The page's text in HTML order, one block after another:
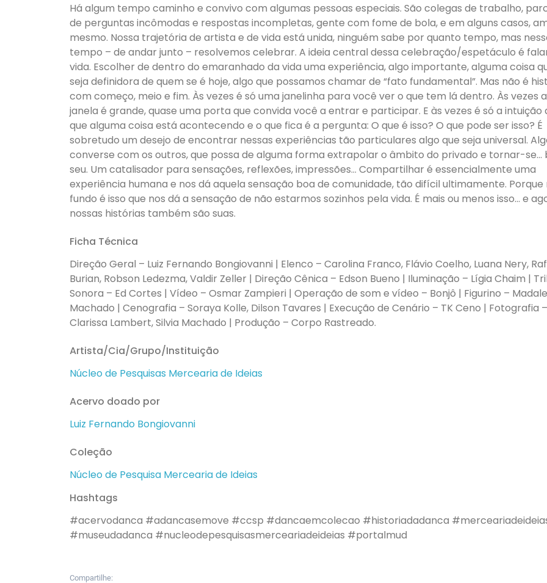
Há algum tempo caminho e convivo com algumas pessoas especiais. São colegas de trabalho,
de perguntas incômodas e respostas incompletas, gente com fome de bola, e em alguns casos,
mesmo. Nossa trajetória de artista e de vida está unida, ninguém sabe por quanto tempo, mas
tempo – de andar junto – resolvemos celebrar. A ideia central dessa celebração/espetáculo é
vida. Escolher de dentro do emaranhado da vida uma experiência, algo importante, alguma coisa
seja definidora de quem se é hoje, algo que possamos chamar de “fato fundamental”. Mas não é
com começo, meio e fim. Às vezes é só uma janelinha para você ver o que tem lá dentro. Às vezes a
janela é grande, quase uma porta que convida você a entrar e participar. E às vezes é só a intuição
que alguma coisa está acontecendo e o que fica é a pergunta: O que é isso? O que pode ser isso? É
sobretudo um desejo de encontrar nessas experiências tão particulares algo que seja universal.
converse com os outros, que possa de alguma forma extrapolar o âmbito do privado e tornar-se…
seu. Um catalisador para sensações, reflexões, impressões… Compartilhar é essencialmente uma
experiência humana e nos dá aquela sensação boa de comunidade, tão difícil ultimamente. Porque
fundo é isso que nos dá a sensação de não estarmos sozinhos pela vida. É mais ou menos isso… e
nossas histórias também são suas.
Ficha Técnica
Direção Geral – Luiz Fernando Bongiovanni | Elenco – Carolina Franco, Flávio Coelho, Luana Nery,
Burian, Robson Ledezma, Valdir Zeller | Direção Cênica – Edson Bueno | Iluminação – Lígia Chaim |
Sonora – Ed Cortes | Vídeo – Osmar Zampieri | Operação de som e vídeo – Bonjô | Figurino –
Machado | Cenografia – Soraya Kolle, Dilson Tavares | Execução de Cenário – TK Ceno | Fotografia –
Clarissa Lambert, Silvia Machado | Produção – Corpo Rastreado.
Artista/Cia/Grupo/Instituição
Núcleo de Pesquisas Mercearia de Ideias
Acervo doado por
Luiz Fernando Bongiovanni
Coleção
Núcleo de Pesquisa Mercearia de Ideias
Hashtags
#acervodanca #adancasemove #ccsp #dancaemcolecao #historiadadanca
#museudadanca #nucleodepesquisasmerceariadeideias #portalmud
Compartilhe: